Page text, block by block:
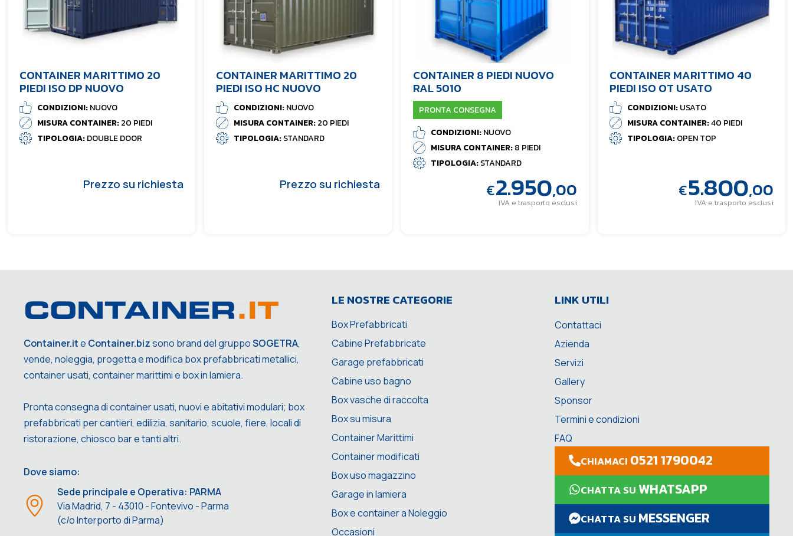
CONTAINER MARITTIMO 20
PIEDI ISO DP NUOVO
CONDIZIONI:NUOVO
MISURA CONTAINER:20 PIEDI
TIPOLOGIA:DOUBLE DOOR
Prezzo su richiesta
CONTAINER MARITTIMO 20
PIEDI ISO HC NUOVO
CONDIZIONI:NUOVO
MISURA CONTAINER:20 PIEDI
TIPOLOGIA:STANDARD
Prezzo su richiesta
CONTAINER 8 PIEDI NUOVO
RAL 5010
PRONTA CONSEGNA
CONDIZIONI:NUOVO
MISURA CONTAINER:8 PIEDI
TIPOLOGIA:STANDARD
€2.950,00
IVA e trasporto esclusi
CONTAINER MARITTIMO 40
PIEDI ISO OT USATO
CONDIZIONI:USATO
MISURA CONTAINER:40 PIEDI
TIPOLOGIA:OPEN TOP
€5.800,00
IVA e trasporto esclusi
Container.ite Container.bizsono brand del gruppoSOGETRA,
vende, noleggia, progetta e modifica box prefabbricati metallici,
container usati, container marittimi e box in lamiera.
Pronta consegna di container usati, nuovi e abitativi modulari; box
prefabbricati per cantieri, edilizia, sanitario, scuole, fiere, locali di
ristorazione, chiosco bar e tanti altri.
Dove siamo:
Sede principale e Operativa: PARMA
Via Madrid, 7 - 43010 - Fontevivo - Parma
(c/o Interporto di Parma)
LE NOSTRE CATEGORIE
Box Prefabbricati
Cabine Prefabbricate
Garage prefabbricati
Cabine uso bagno
Box vasche di raccolta
Box su misura
Container Marittimi
Container modificati
Box uso magazzino
Garage in lamiera
Box e container a Noleggio
Occasioni
LINK UTILI
Contattaci
Azienda
Servizi
Gallery
Sponsor
Termini e condizioni
FAQ
CHIAMACI 0521 1790042
CHATTA SUWHATSAPP
CHATTA SU MESSENGER